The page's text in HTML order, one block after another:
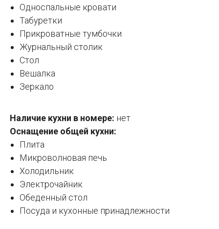
Односпальные кровати
Табуретки
Прикроватные тумбочки
Журнальный столик
Стол
Вешалка
Зеркало
Наличие кухни в номере: нет
Оснащение общей кухни:
Плита
Микроволновая печь
Холодильник
Электрочайник
Обеденный стол
Посуда и кухонные принадлежности